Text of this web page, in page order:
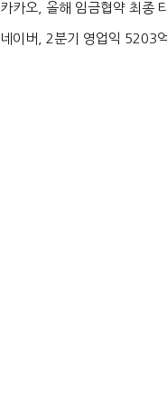
카카오, 올해 임금협약 최종
6.3% 인상·격려...
네이버, 2분기 영업익 5203